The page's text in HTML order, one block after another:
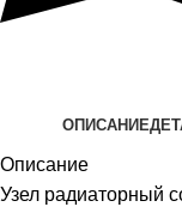
ОПИСАНИЕ
Описание
Узел радиаторный